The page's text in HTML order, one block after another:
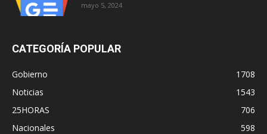
mayo 5, 2024
CATEGORÍA POPULAR
Gobierno
1708
Noticias
1543
25HORAS
706
Nacionales
598